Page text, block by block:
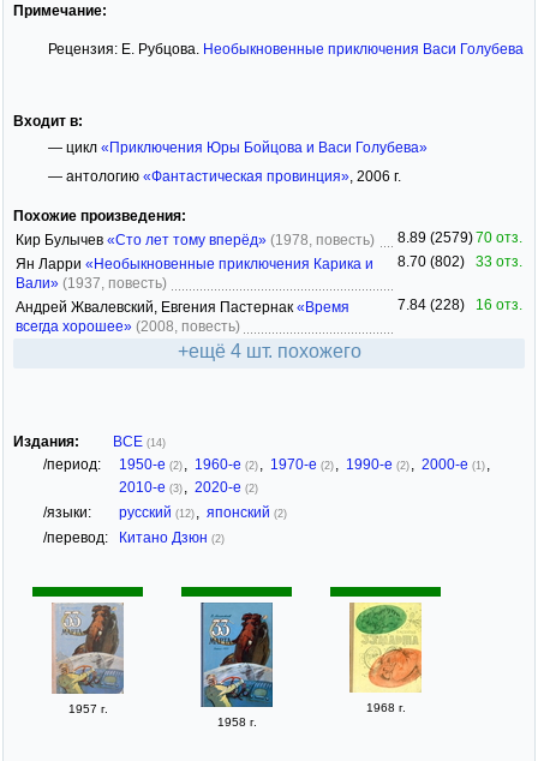
Примечание:
Рецензия: Е. Рубцова. Необыкновенные приключения Васи Голубева
Входит в:
— цикл «Приключения Юры Бойцова и Васи Голубева»
— антологию «Фантастическая провинция», 2006 г.
Похожие произведения:
Кир Булычев «Сто лет тому вперёд» (1978, повесть) 8.89 (2579)70 отз.
Ян Ларри «Необыкновенные приключения Карика и
Вали» (1937, повесть)
8.70 (802) 33 отз.
Андрей Жвалевский, Евгения Пастернак «Время
всегда хорошее» (2008, повесть)
7.84 (228) 16 отз.
+ещё 4 шт. похожего
Издания: ВСЕ (14)
/период: 1950-е (2) , 1960-е (2) , 1970-е (2) , 1990-е (2) , 2000-е (1) ,
2010-е (3) , 2020-е (2)
/языки: русский (12) , японский (2)
/перевод: Китано Дзюн (2)
1957 г.
1958 г.
1968 г.